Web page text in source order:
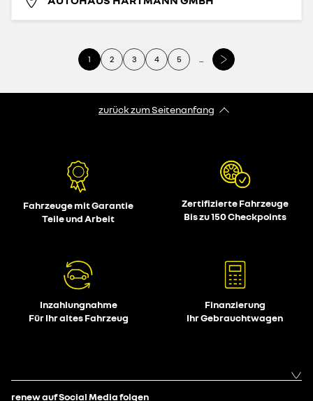
1 2 3 4 5 ...
zurück zum Seitenanfang
Fahrzeuge mit Garantie
Teile und Arbeit
Zertifizierte Fahrzeuge
Bis zu 150 Checkpoints
Inzahlungnahme
Für Ihr altes Fahrzeug
Finanzierung
Ihr Gebrauchtwagen
renew auf Social Media folgen